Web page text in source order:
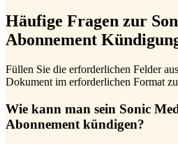
Häufige Fragen zur
Abonnement
Füllen Sie die erforderlichen Felder
Dokument im erforderlichen Format
Wie kann man sein Sonic
Abonnement kündigen?